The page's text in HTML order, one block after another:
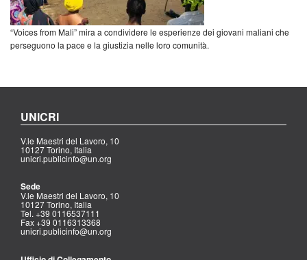
“Voices from Mali” mira a condividere le esperienze dei giovani maliani che
perseguono la pace e la giustizia nelle loro comunità.
UNICRI
V.le Maestri del Lavoro, 10
10127 Torino, Italia
unicri.publicinfo@un.org
Sede
V.le Maestri del Lavoro, 10
10127 Torino, Italia
Tel. +39 0116537111
Fax +39 0116313368
unicri.publicinfo@un.org